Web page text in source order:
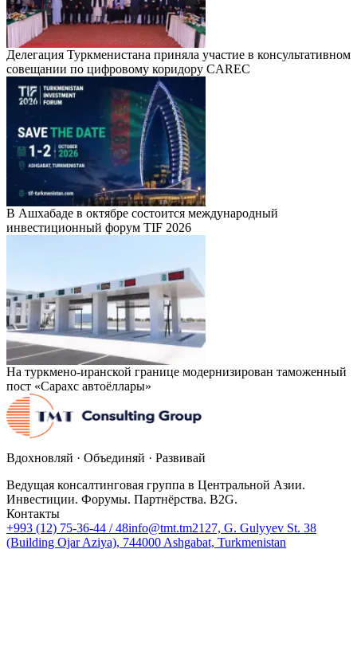
Делегация Туркменистана приняла участие в консультативном
совещании по цифровому коридору CAREC
В Ашхабаде в октябре состоится международный
инвестиционный форум TIF 2026
На туркмено-иранской границе модернизирован таможенный
пост «Сарахс автоёллары»
Вдохновляй · Объединяй · Развивай
Ведущая консалтинговая группа в Центральной Азии.
Инвестиции. Форумы. Партнёрства. B2G.
Контакты
+993 (12) 75-36-44 / 48info@tmt.tm2127, G. Gulyyev St. 38
(Building Ojar Aziya), 744000 Ashgabat, Turkmenistan